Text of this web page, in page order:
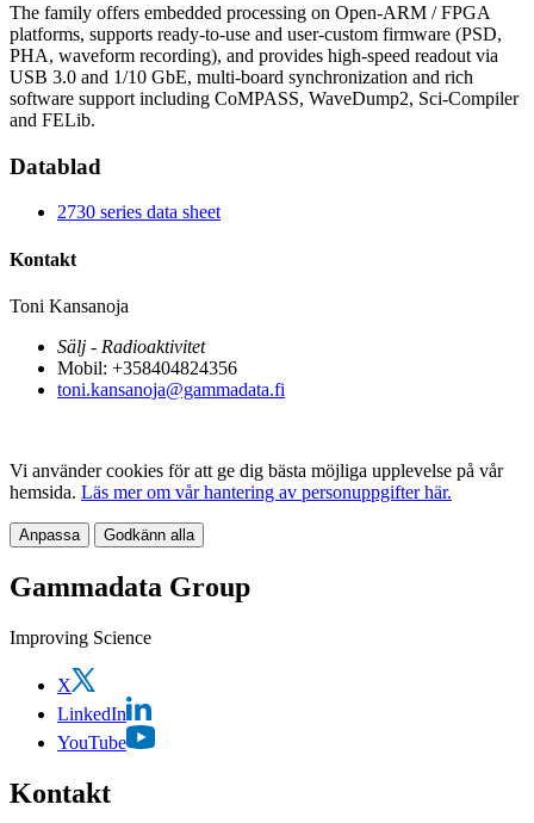
The family offers embedded processing on Open‑ARM / FPGA
platforms, supports ready‑to‑use and user‑custom firmware (PSD,
PHA, waveform recording), and provides high‑speed readout via
USB 3.0 and 1/10 GbE, multi‑board synchronization and rich
software support including CoMPASS, WaveDump2, Sci‑Compiler
and FELib.
Datablad
2730 series data sheet
Kontakt
Toni Kansanoja
Sälj - Radioaktivitet
Mobil: +358404824356
toni.kansanoja@gammadata.fi
Vi använder cookies för att ge dig bästa möjliga upplevelse på vår
hemsida. Läs mer om vår hantering av personuppgifter här.
Anpassa Godkänn alla
Gammadata Group
Improving Science
X
LinkedIn
YouTube
Kontakt